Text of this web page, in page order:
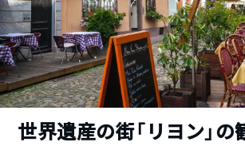
世界遺産の街「リヨン」